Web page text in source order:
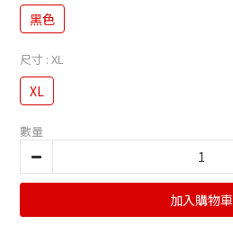
黑色
尺寸 : XL
XL
數量
加入購物車